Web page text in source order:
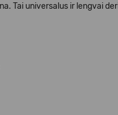
Tai universalus ir lengvai